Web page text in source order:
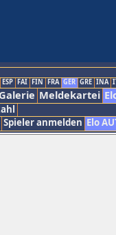
ESP FAI FIN FRA GER GRE INA
Meldekartei
Spieler anmelden Elo